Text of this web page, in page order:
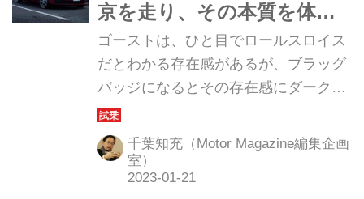
京を走り、その本質を体験
した」
ゴーストは、ひと目でロールスロイス
だとわかる存在感があるが、ブラッグ
バッジになるとその存在感にダークな
美しさが加わっている。（Motor
Magazine2023年2月号より）
千葉知充（Motor Magazine編集企画
室）